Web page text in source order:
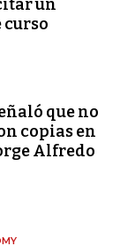
un
curso
que no
copias en
Alfredo